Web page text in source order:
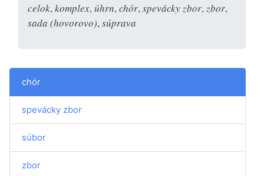
celok, komplex, úhrn, chór, spevácky zbor, zbor,
sada (hovorovo), súprava
chór
spevácky zbor
súbor
zbor